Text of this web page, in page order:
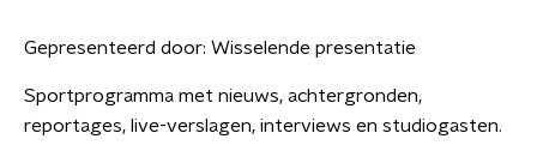
Gepresenteerd door: Wisselende presentatie
Sportprogramma met nieuws, achtergronden,
reportages, live-verslagen, interviews en studiogasten.